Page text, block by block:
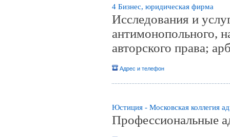
4 Бизнес, юридическая фирма
Исследования и
антимонопольного,
авторского права;
Адрес и телефон
Юстиция - Московская коллегия
Профессиональные